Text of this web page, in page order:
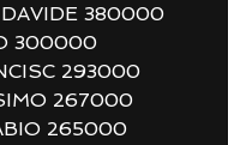
380000
300000
293000
267000
265000